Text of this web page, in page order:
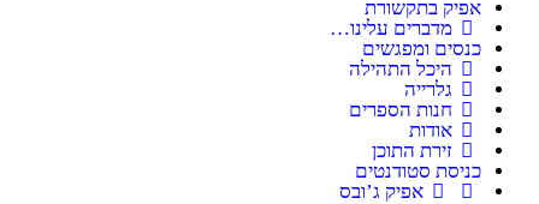
אפיק בתקשורת
מדברים עלינו…
כנסים ומפגשים
היכל התהילה
גלרייה
חנות הספרים
אודות
זירת התוכן
כניסת סטודנטים
אפיק ג’ובס